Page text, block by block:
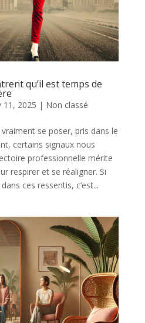
qu’il est temps de
11, 2025 | Non classé
se poser, pris dans le
certains signaux nous
professionnelle mérite
respirer et se réaligner. Si
ces ressentis, c’est...